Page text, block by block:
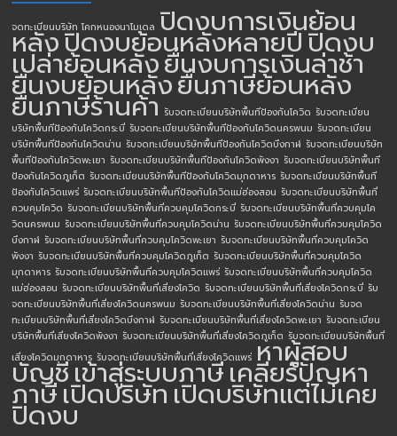
จดทะเบียนบริษัท โคกหนองนาโมเดล ปิดงบการเงินย้อน
หลังปิดงบย้อนหลังหลายปีปิดงบ
เปล่าย้อนหลังยื่นงบการเงินล่าช้า
ยื่นงบย้อนหลังยื่นภาษีย้อนหลัง
ยื่นภาษีร้านค้า รับจดทะเบียนบริษัทพื้นทีป้องกันโควิด รับจดทะเบียน
บริษัทพื้นทีป้องกันโควิดกระบี่ รับจดทะเบียนบริษัทพื้นทีป้องกันโควิดนครพนม รับจดทะเบียน
บริษัทพื้นทีป้องกันโควิดน่าน รับจดทะเบียนบริษัทพื้นทีป้องกันโควิดบึงกาฬ รับจดทะเบียนบริษัท
พื้นทีป้องกันโควิดพะเยา รับจดทะเบียนบริษัทพื้นทีป้องกันโควิดพังงา รับจดทะเบียนบริษัทพื้นที
ป้องกันโควิดภูเก็ต รับจดทะเบียนบริษัทพื้นทีป้องกันโควิดมุกดาหาร รับจดทะเบียนบริษัทพื้นที
ป้องกันโควิดแพร่ รับจดทะเบียนบริษัทพื้นทีป้องกันโควิดแม่ฮ่องสอน รับจดทะเบียนบริษัทพื้นที่
ควบคุมโควิด รับจดทะเบียนบริษัทพื้นที่ควบคุมโควิดกระบี่ รับจดทะเบียนบริษัทพื้นที่ควบคุมโค
วิดนครพนม รับจดทะเบียนบริษัทพื้นที่ควบคุมโควิดน่าน รับจดทะเบียนบริษัทพื้นที่ควบคุมโควิด
บึงกาฬ รับจดทะเบียนบริษัทพื้นที่ควบคุมโควิดพะเยา รับจดทะเบียนบริษัทพื้นที่ควบคุมโควิด
พังงา รับจดทะเบียนบริษัทพื้นที่ควบคุมโควิดภูเก็ต รับจดทะเบียนบริษัทพื้นที่ควบคุมโควิด
มุกดาหาร รับจดทะเบียนบริษัทพื้นที่ควบคุมโควิดแพร่ รับจดทะเบียนบริษัทพื้นที่ควบคุมโควิด
แม่ฮ่องสอน รับจดทะเบียนบริษัทพื้นที่เสี่ยงโควิด รับจดทะเบียนบริษัทพื้นที่เสี่ยงโควิดกระบี่ รับ
จดทะเบียนบริษัทพื้นที่เสี่ยงโควิดนครพนม รับจดทะเบียนบริษัทพื้นที่เสี่ยงโควิดน่าน รับจด
ทะเบียนบริษัทพื้นที่เสี่ยงโควิดบึงกาฬ รับจดทะเบียนบริษัทพื้นที่เสี่ยงโควิดพะเยา รับจดทะเบียน
บริษัทพื้นที่เสี่ยงโควิดพังงา รับจดทะเบียนบริษัทพื้นที่เสี่ยงโควิดภูเก็ต รับจดทะเบียนบริษัทพื้นที่
เสี่ยงโควิดมุกดาหาร รับจดทะเบียนบริษัทพื้นที่เสี่ยงโควิดแพร่ หาผู้สอบ
บัญชีเข้าสู่ระบบภาษีเคลียร์ปัญหา
ภาษีเปิดบริษัทเปิดบริษัทแต่ไม่เคย
ปิดงบ